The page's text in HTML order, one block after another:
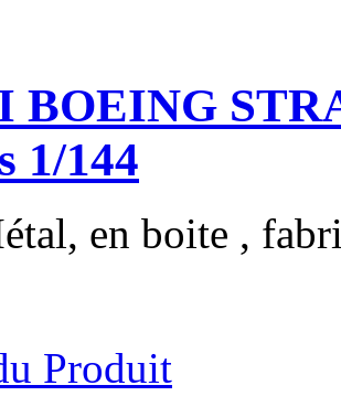
BOEING
1/144
en boite ,
Produit